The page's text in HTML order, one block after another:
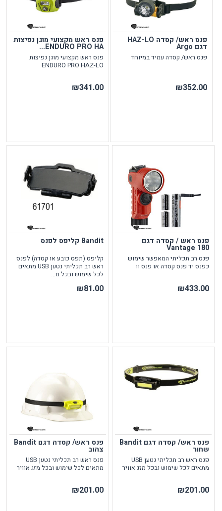
פנס ראש/ קסדה HAZ-LO
דגם Argo
פנס ראש/ קסדה עמיד במיוחד
₪352.00
פנס ראש מקצועי מוגן נפיצות
ENDURO PRO HA...
פנס ראש מקצועי מוגן נפיצות
ENDURO PRO HAZ-LO
₪341.00
פנס ראש / קסדה דגם
Vantage 180
פנס רב תכליתי המאפשר שימוש
כפנס יד פנס קסדה או פנס וו
₪433.00
Bandit קליפס לפנס
קליפס (תפס כובע או קסדה) לפנס
ראש רב תכליתי נטען USB מתאים
לכל שימוש ובכל מ...
₪81.00
פנס ראש/ קסדה דגם Bandit
שחור
פנס ראש רב תכליתי נטען USB
מתאים לכל שימוש ובכל מזג אוויר
₪201.00
פנס ראש/ קסדה דגם Bandit
צהוב
פנס ראש רב תכליתי נטען USB
מתאים לכל שימוש ובכל מזג אוויר
₪201.00